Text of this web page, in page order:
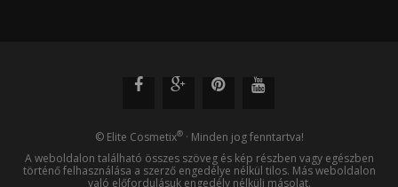
© Elite Cosmetix®· Minden jog fenntartva!
A weboldalon található összes szöveg és kép részben vagy egészben
történő felhasználása a szerző engedélye nélkül tilos. Más weboldalon
való előfordulásuk engedély nélküli másolat.